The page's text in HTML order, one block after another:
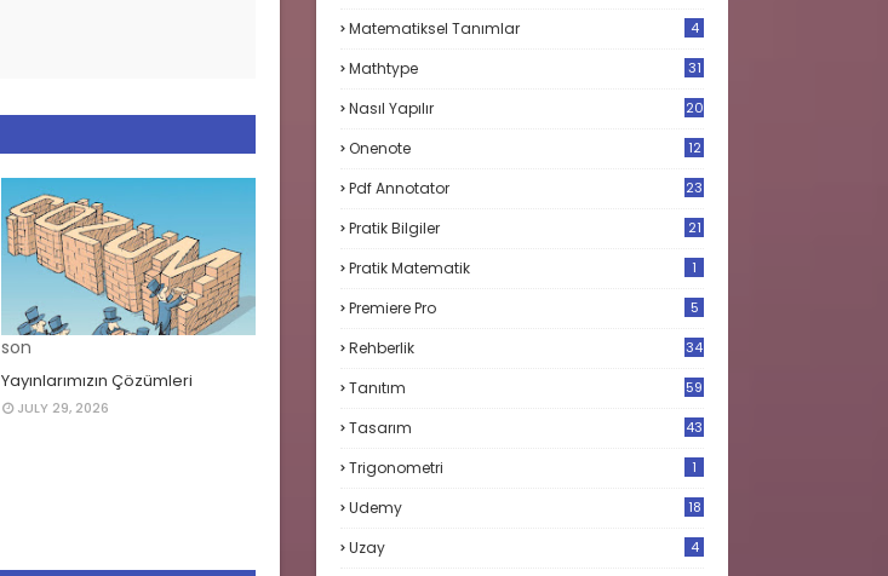
son
Yayınlarımızın Çözümleri
JULY 29, 2026
Matematiksel Tanımlar 4
Mathtype 31
Nasıl Yapılır 20
Onenote 12
Pdf Annotator 23
Pratik Bilgiler 21
Pratik Matematik 1
Premiere Pro 5
Rehberlik 34
Tanıtım 59
Tasarım 43
Trigonometri 1
Udemy 18
Uzay 4